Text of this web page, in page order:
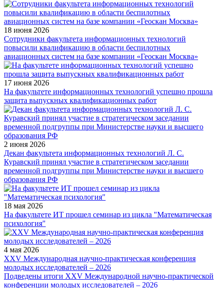
18 июня 2026
Сотрудники факультета информационных технологий
повысили квалификацию в области беспилотных
авиационных систем на базе компании «Геоскан Москва»
17 июня 2026
На факультете информационных технологий успешно прошла
защита выпускных квалификационных работ
2 июня 2026
Декан факультета информационных технологий Л. С.
Куравский принял участие в стратегическом заседании
временной подгруппы при Министерстве науки и высшего
образования РФ
18 мая 2026
На факультете ИТ прошел семинар из цикла "Математическая
психология"
4 мая 2026
XXV Международная научно-практическая конференция
молодых исследователей – 2026
Подведены итоги XXV Международной научно-практической
конференции молодых исследователей – 2026